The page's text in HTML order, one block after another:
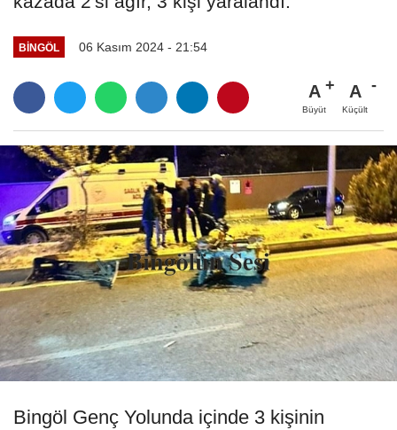
BINGÖL 06 Kasım 2024 - 21:54
A
Büyüt
A
Küçült
Bingöl Genç Yolunda içinde 3 kişinin